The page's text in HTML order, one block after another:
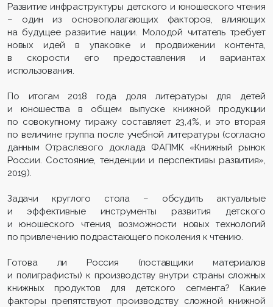
Развитие инфраструктуры детского и юношеского чтения
– один из основополагающих факторов, влияющих
на будущее развитие нации. Молодой читатель требует
новых идей в упаковке и продвижении контента,
в скорости его предоставления и вариантах
использования.
По итогам 2018 года доля литературы для детей
и юношества в общем выпуске книжной продукции
по совокупному тиражу составляет 23,4%, и это вторая
по величине группа после учебной литературы (согласно
данным Отраслевого доклада ФАПМК «Книжный рынок
России. Состояние, тенденции и перспективы развития»,
2019).
Задачи круглого стола – обсудить актуальные
и эффективные инструменты развития детского
и юношеского чтения, возможности новых технологий
по привлечению подрастающего поколения к чтению.
Готова ли Россия (поставщики материалов
и полиграфисты) к производству внутри страны сложных
книжных продуктов для детского сегмента? Какие
факторы препятствуют производству сложной книжной